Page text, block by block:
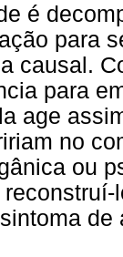
é
para
causal.
para
age
no
ou